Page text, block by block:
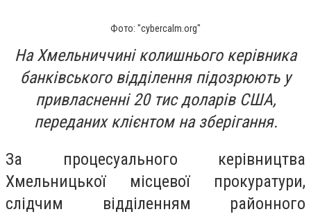
Фото: "cybercalm.org"
На Хмельниччині колишнього керівника
банківського відділення підозрюють у
привласненні 20 тис доларів США,
переданих клієнтом на зберігання.
За процесуального керівництва
Хмельницької місцевої прокуратури,
слідчим відділенням районного